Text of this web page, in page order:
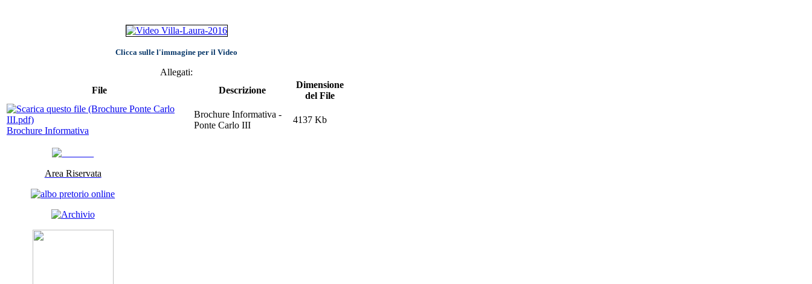
Clicca sulle l'immagine per il Video
Allegati:
File
Descrizione
Dimensione
del File
Brochure Informativa
Brochure Informativa -
Ponte Carlo III
4137 Kb
Area Riservata